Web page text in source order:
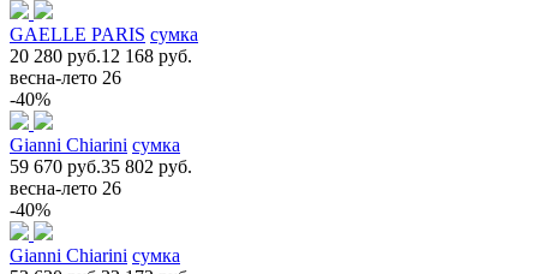
GAELLE PARIS сумка
20 280 руб.12 168 руб.
весна-лето 26
-40%
Gianni Chiarini сумка
59 670 руб.35 802 руб.
весна-лето 26
-40%
Gianni Chiarini сумка